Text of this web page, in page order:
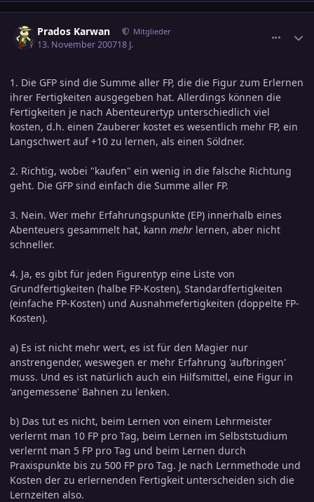
Prados Karwan Mitglieder
13. November 200718 J.
1. Die GFP sind die Summe aller FP, die die Figur zum Erlernen
ihrer Fertigkeiten ausgegeben hat. Allerdings können die
Fertigkeiten je nach Abenteurertyp unterschiedlich viel
kosten, d.h. einen Zauberer kostet es wesentlich mehr FP, ein
Langschwert auf +10 zu lernen, als einen Söldner.
2. Richtig, wobei "kaufen" ein wenig in die falsche Richtung
geht. Die GFP sind einfach die Summe aller FP.
3. Nein. Wer mehr Erfahrungspunkte (EP) innerhalb eines
Abenteuers gesammelt hat, kann mehr lernen, aber nicht
schneller.
4. Ja, es gibt für jeden Figurentyp eine Liste von
Grundfertigkeiten (halbe FP-Kosten), Standardfertigkeiten
(einfache FP-Kosten) und Ausnahmefertigkeiten (doppelte FP-
Kosten).
a) Es ist nicht mehr wert, es ist für den Magier nur
anstrengender, weswegen er mehr Erfahrung 'aufbringen'
muss. Und es ist natürlich auch ein Hilfsmittel, eine Figur in
'angemessene' Bahnen zu lenken.
b) Das tut es nicht, beim Lernen von einem Lehrmeister
verlernt man 10 FP pro Tag, beim Lernen im Selbststudium
verlernt man 5 FP pro Tag und beim Lernen durch
Praxispunkte bis zu 500 FP pro Tag. Je nach Lernmethode und
Kosten der zu erlernenden Fertigkeit unterscheiden sich die
Lernzeiten also.